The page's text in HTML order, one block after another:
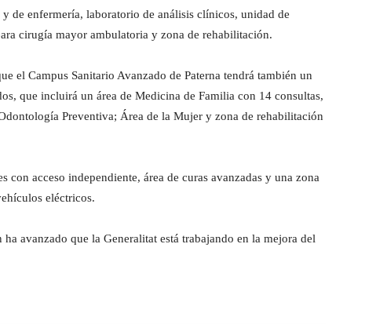
de enfermería, laboratorio de análisis clínicos, unidad de
cirugía mayor ambulatoria y zona de rehabilitación.
el Campus Sanitario Avanzado de Paterna tendrá también un
que incluirá un área de Medicina de Familia con 14 consultas,
Preventiva; Área de la Mujer y zona de rehabilitación
con acceso independiente, área de curas avanzadas y una zona
eléctricos.
avanzado que la Generalitat está trabajando en la mejora del